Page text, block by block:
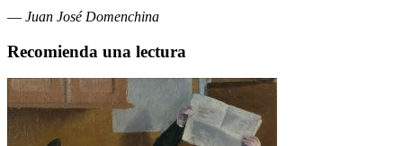
— Juan José Domenchina
Recomienda una lectura